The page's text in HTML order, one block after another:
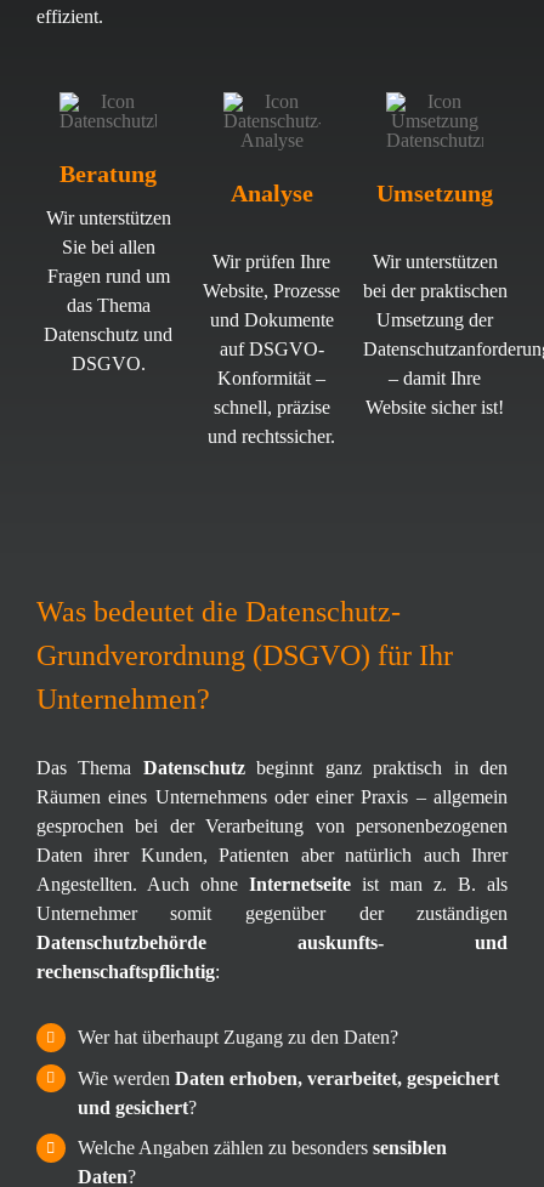
effizient.
Beratung
Wir unterstützen
Sie bei allen
Fragen rund um
das Thema
Datenschutz und
DSGVO.
Analyse
Wir prüfen Ihre
Website, Prozesse
und Dokumente
auf DSGVO-
Konformität –
schnell, präzise
und rechtssicher.
Umsetzung
Wir unterstützen
bei der praktischen
Umsetzung der
– damit Ihre
Website sicher ist!
Was bedeutet die Datenschutz-
Grundverordnung (DSGVO) für Ihr
Unternehmen?
Das Thema Datenschutzbeginnt ganz praktisch in den
Räumen eines Unternehmens oder einer Praxis – allgemein
gesprochen bei der Verarbeitung von personenbezogenen
Daten ihrer Kunden, Patienten aber natürlich auch Ihrer
Angestellten. Auch ohne Internetseite ist man z. B. als
Unternehmer somit gegenüber der zuständigen
Datenschutzbehörde auskunfts- und
rechenschaftspflichtig:
Wer hat überhaupt Zugang zu den Daten?
Wie werden Daten erhoben, verarbeitet, gespeichert
und gesichert?
Welche Angaben zählen zu besonders sensiblen
Daten?